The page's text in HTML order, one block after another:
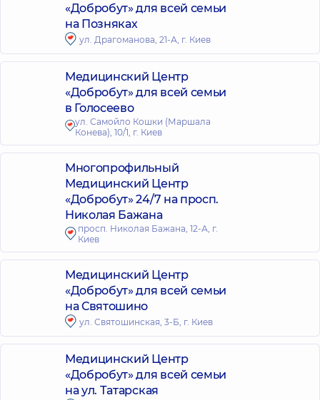
«Добробут» для всей семьи
на Позняках
ул. Драгоманова, 21-А, г. Киев
Медицинский Центр
«Добробут» для всей семьи
в Голосеево
ул. Самойло Кошки (Маршала
Конева), 10/1, г. Киев
Многопрофильный
Медицинский Центр
«Добробут» 24/7 на просп.
Николая Бажана
просп. Николая Бажана, 12-А, г.
Киев
Медицинский Центр
«Добробут» для всей семьи
на Святошино
ул. Святошинская, 3-Б, г. Киев
Медицинский Центр
«Добробут» для всей семьи
на ул. Татарская